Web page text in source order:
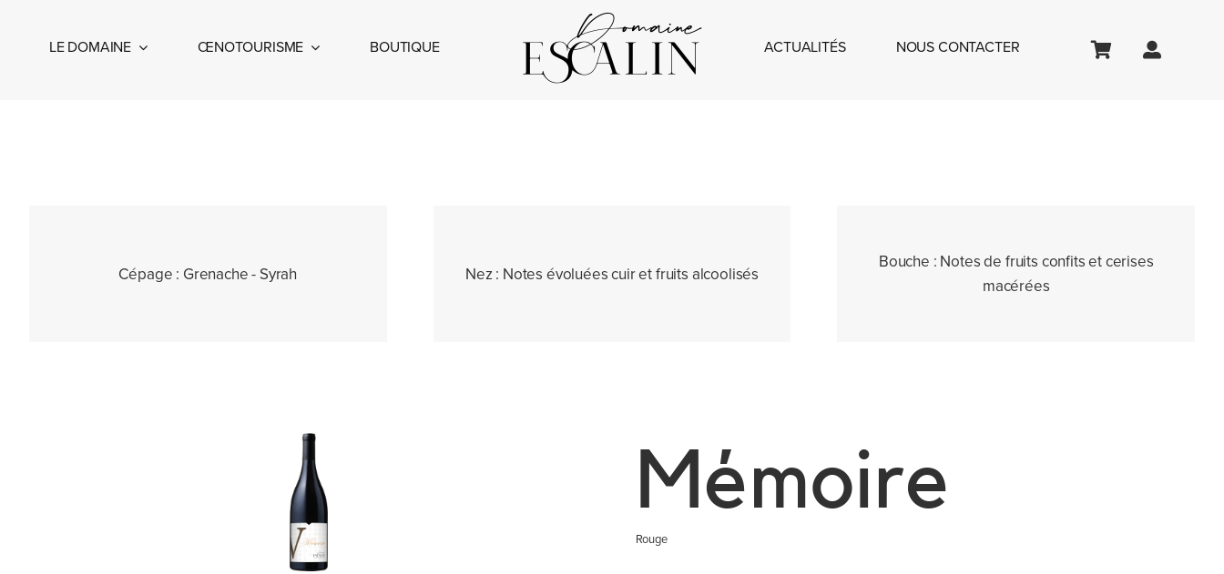
LE DOMAINE ŒNOTOURISME BOUTIQUE ACTUALITÉS NOUS CONTACTER
Cépage : Grenache - Syrah Nez : Notes évoluées cuir et fruits alcoolisés
Bouche : Notes de fruits confits et cerises
macérées
Mémoire
Rouge